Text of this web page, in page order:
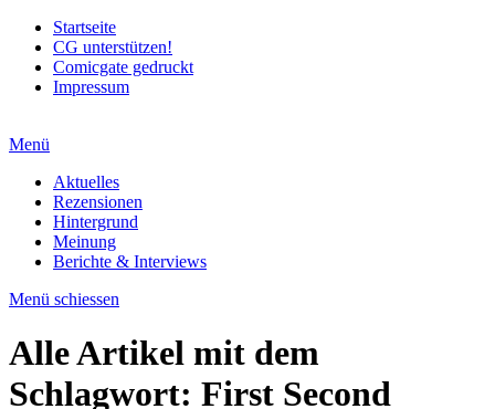
Startseite
CG unterstützen!
Comicgate gedruckt
Impressum
Menü
Aktuelles
Rezensionen
Hintergrund
Meinung
Berichte & Interviews
Menü schiessen
Alle Artikel mit dem
Schlagwort: First Second